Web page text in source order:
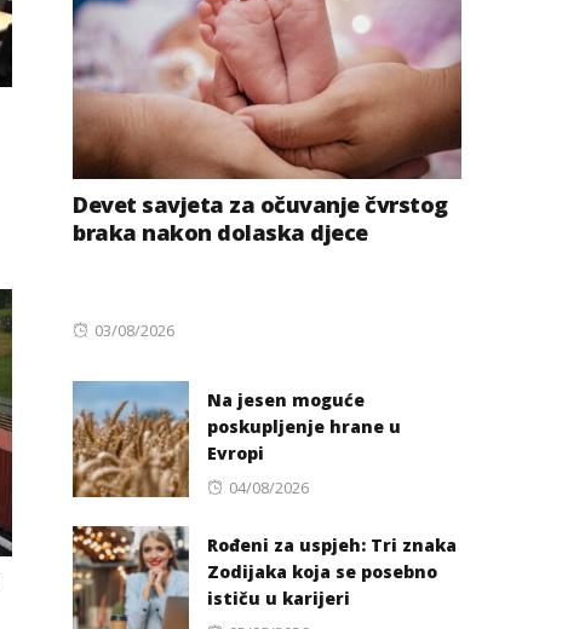
Devet savjeta za očuvanje čvrstog
braka nakon dolaska djece
Posted
03/08/2026
Na jesen moguće
poskupljenje hrane u
Evropi
Posted
04/08/2026
Rođeni za uspjeh: Tri znaka
Zodijaka koja se posebno
ističu u karijeri